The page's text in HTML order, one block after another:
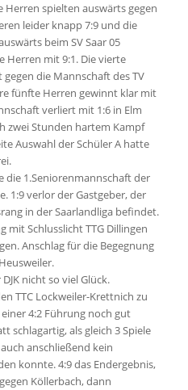
spielten auswärts gegen
leider knapp 7:9 und die
beim SV Saar 05
Herren mit 9:1. Die vierte
die Mannschaft des TV
fünfte Herren gewinnt klar mit
verliert mit 1:6 in Elm
zwei Stunden hartem Kampf
Auswahl der Schüler A hatte
die 1.Seniorenmannschaft der
1:9 verlor der Gastgeber, der
in der Saarlandliga befindet.
mit Schlusslicht TTG Dillingen
Anschlag für die Begegnung
nicht so viel Glück.
TTC Lockweiler-Krettnich zu
4:2 Führung noch gut
schlagartig, als gleich 3 Spiele
anschließend kein
konnte. 4:9 das Endergebnis,
Köllerbach, dann